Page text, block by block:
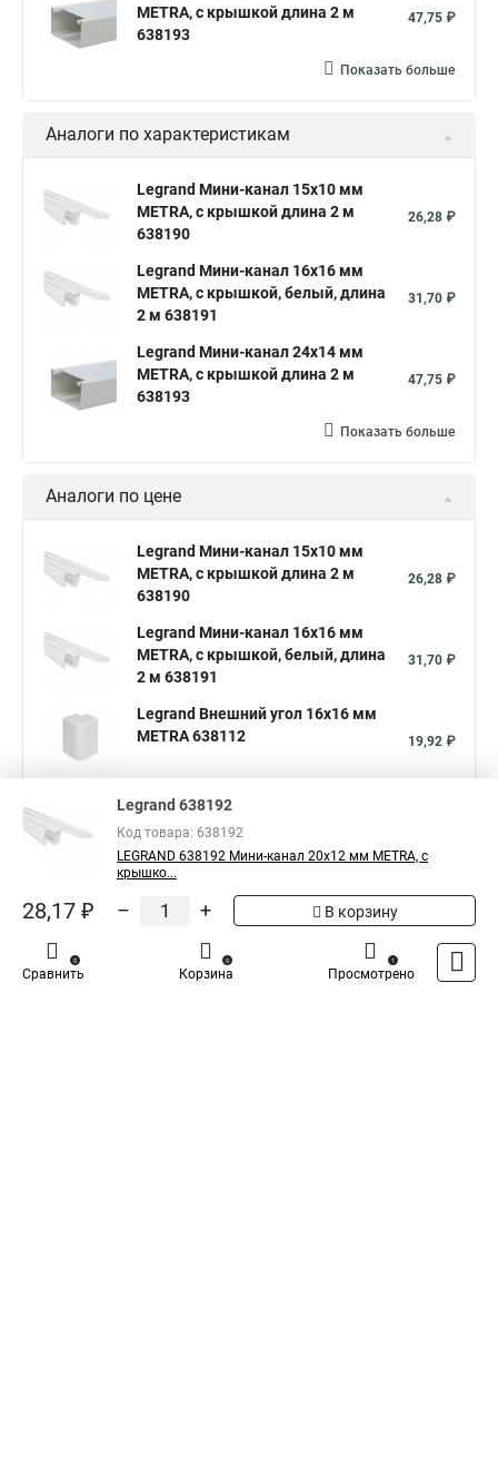
METRA, с крышкой длина 2 м
638193
47,75 ₽
Показать больше
Аналоги по характеристикам
Legrand Мини-канал 15x10 мм
METRA, с крышкой длина 2 м
638190
26,28 ₽
Legrand Мини-канал 16x16 мм
METRA, с крышкой, белый, длина
2 м 638191
31,70 ₽
Legrand Мини-канал 24x14 мм
METRA, с крышкой длина 2 м
638193
47,75 ₽
Показать больше
Аналоги по цене
Legrand Мини-канал 15x10 мм
METRA, с крышкой длина 2 м
638190
26,28 ₽
Legrand Мини-канал 16x16 мм
METRA, с крышкой, белый, длина
2 м 638191
31,70 ₽
Legrand Внешний угол 16x16 мм
METRA 638112
19,92 ₽
Написать отзыв
Общая оценка товара: 5
Специализированный магазин Legrandв
России
Legrand 638192
Код товара: 638192
LEGRAND 638192 Мини-канал 20x12 мм METRA, с
крышко...
28,17 ₽ – + В корзину
Сравнить
0
Корзина
0
Просмотрено
1